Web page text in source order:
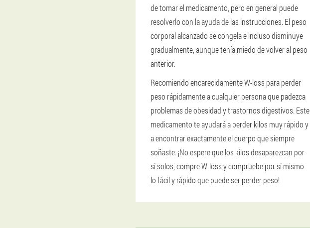
de tomar el medicamento, pero en general puede
resolverlo con la ayuda de las instrucciones. El peso
corporal alcanzado se congela e incluso disminuye
gradualmente, aunque tenía miedo de volver al peso
anterior.
Recomiendo encarecidamente W-loss para perder
peso rápidamente a cualquier persona que padezca
problemas de obesidad y trastornos digestivos. Este
medicamento te ayudará a perder kilos muy rápido y
a encontrar exactamente el cuerpo que siempre
soñaste. ¡No espere que los kilos desaparezcan por
sí solos, compre W-loss y compruebe por sí mismo
lo fácil y rápido que puede ser perder peso!